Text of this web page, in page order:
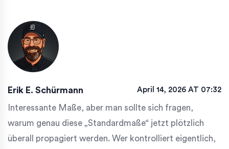
Erik E. Schürmann April 14, 2026 AT 07:32
Interessante Maße, aber man sollte sich fragen,
warum genau diese „Standardmaße“ jetzt plötzlich
überall propagiert werden. Wer kontrolliert eigentlich,